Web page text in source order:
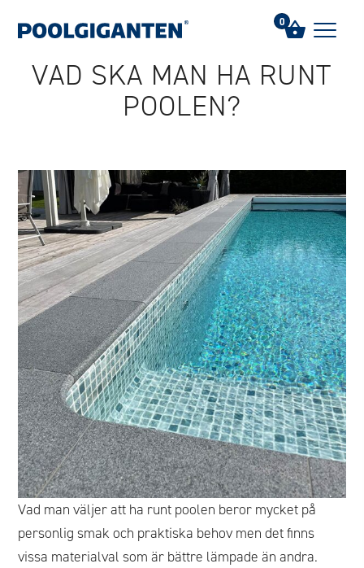
Vad ska man ha runt poolen?
VAD SKA MAN HA RUNT
POOLEN?
Vad man väljer att ha runt poolen beror mycket på
personlig smak och praktiska behov men det finns
vissa materialval som är bättre lämpade än andra.
0